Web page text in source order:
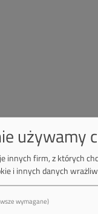
używamy
innych firm, z których
i innych danych
wymagane)